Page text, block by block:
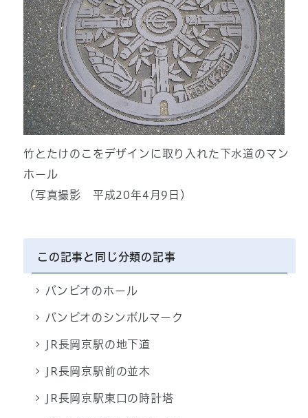
竹とたけのこをデザインに取り入れた下水道のマン
ホール
（写真撮影 平成20年4月9日）
この記事と同じ分類の記事
バンビオのホール
バンビオのシンボルマーク
JR長岡京駅の地下道
JR長岡京駅前の並木
JR長岡京駅東口の時計塔